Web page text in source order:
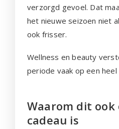
verzorgd gevoel. Dat
het nieuwe seizoen niet
ook frisser.
Wellness en beauty
periode vaak op een
Waarom dit ook
cadeau is